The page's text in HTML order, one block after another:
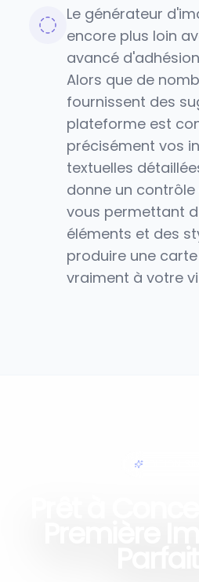
Le générateur
encore plus loin
avancé
Alors que de
fournissent des
plateforme est
précisément vos
textuelles
donne un
vous permettant
éléments et des
produire une
vraiment à votre